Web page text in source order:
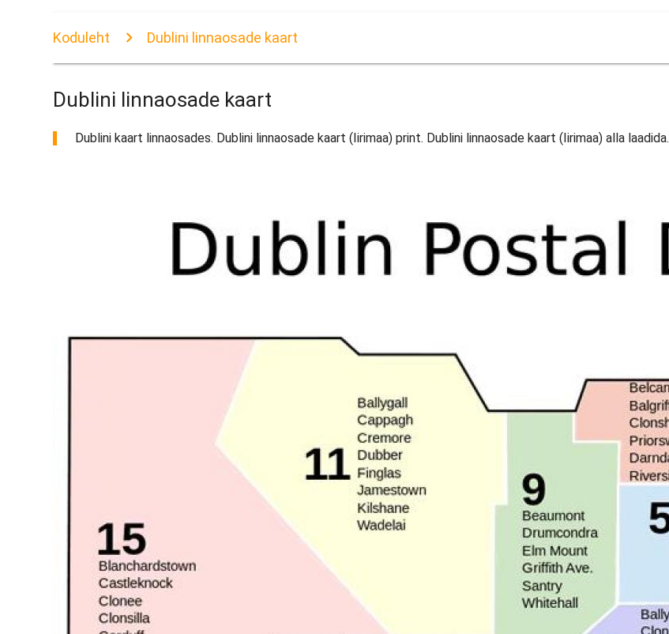
Koduleht Dublini linnaosade kaart
Dublini linnaosade kaart
Dublini kaart linnaosades. Dublini linnaosade kaart (Iirimaa) print. Dublini linnaosade kaart (Iirimaa) alla laadida.